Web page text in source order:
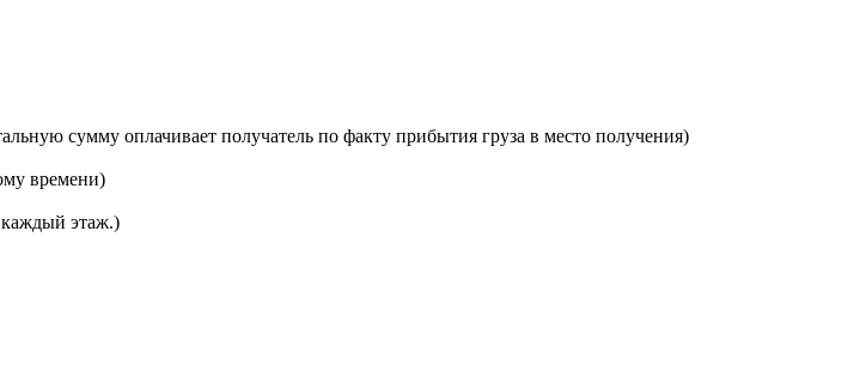
сумму оплачивает получатель по факту прибытия груза в место получения)
времени)
каждый этаж.)